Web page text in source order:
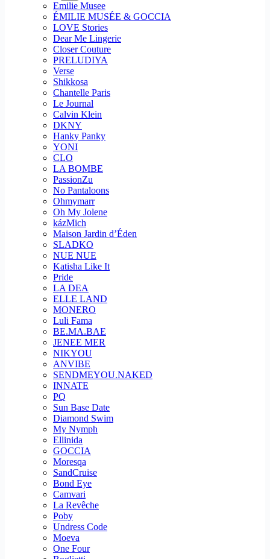
Emilie Musee
ÉMILIE MUSÉE & GOCCIA
LOVE Stories
Dear Me Lingerie
Closer Couture
PRELUDIYA
Verse
Shikkosa
Chantelle Paris
Le Journal
Calvin Klein
DKNY
Hanky Panky
YONI
CLO
LA BOMBE
PassionZu
No Pantaloons
Ohmymarr
Oh My Jolene
kázMich
Maison Jardin d’Éden
SLADKO
NUE NUE
Katisha Like It
Pride
LA DEA
ELLE LAND
MONERO
Luli Fama
BE.MA.BAE
JENEE MER
NIKYOU
ANVIBE
SENDMEYOU.NAKED
INNATE
PQ
Sun Base Date
Diamond Swim
My Nymph
Ellinida
GOCCIA
Moresqa
SandCruise
Bond Eye
Camvari
La Revêche
Poby
Undress Code
Moeva
One Four